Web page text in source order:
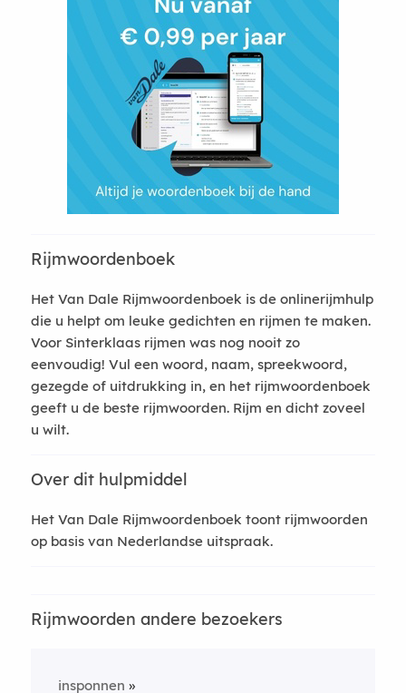
Rijmwoordenboek
Het Van Dale Rijmwoordenboek is de onlinerijmhulp
die u helpt om leuke gedichten en rijmen te maken.
Voor Sinterklaas rijmen was nog nooit zo
eenvoudig! Vul een woord, naam, spreekwoord,
gezegde of uitdrukking in, en het rijmwoordenboek
geeft u de beste rijmwoorden. Rijm en dicht zoveel
u wilt.
Over dit hulpmiddel
Het Van Dale Rijmwoordenboek toont rijmwoorden
op basis van Nederlandse uitspraak.
Rijmwoorden andere bezoekers
insponnen